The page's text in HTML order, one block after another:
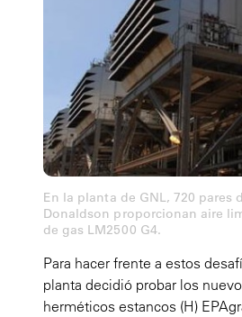
En la planta de GNL, 720 pares
Donaldson proporcionan aire
de gas LM2500 G4.
Para hacer frente a estos
planta decidió probar los
herméticos estancos (H)